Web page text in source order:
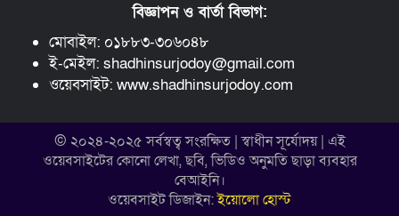
বিজ্ঞাপন ও বার্তা বিভাগ:
মোবাইল: ০১৮৮৩-৩০৬০৪৮
ই-মেইল: shadhinsurjodoy@gmail.com
ওয়েবসাইট: www.shadhinsurjodoy.com
© ২০২৪-২০২৫ সর্বস্বত্ব সংরক্ষিত | স্বাধীন সূর্যোদয় | এই
ওয়েবসাইটের কোনো লেখা, ছবি, ভিডিও অনুমতি ছাড়া ব্যবহার
বেআইনি।
ওয়েবসাইট ডিজাইন:ইয়োলো হোস্ট